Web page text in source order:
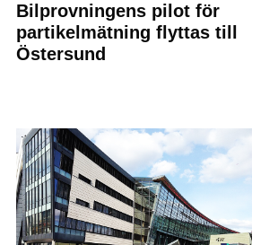
Bilprovningens pilot för
partikelmätning flyttas till
Östersund